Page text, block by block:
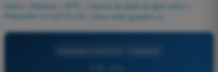
Home Matières ATPL - Licence de pilote de ligne avion
Préparation et suivi du vol